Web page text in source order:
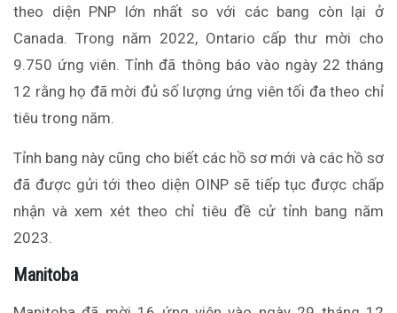
theo diện PNP lớn nhất so với các bang còn lại ở
Canada. Trong năm 2022, Ontario cấp thư mời cho
9.750 ứng viên. Tỉnh đã thông báo vào ngày 22 tháng
12 rằng họ đã mời đủ số lượng ứng viên tối đa theo chỉ
tiêu trong năm.
Tỉnh bang này cũng cho biết các hồ sơ mới và các hồ sơ
đã được gửi tới theo diện OINP sẽ tiếp tục được chấp
nhận và xem xét theo chỉ tiêu đề cử tỉnh bang năm
2023.
Manitoba